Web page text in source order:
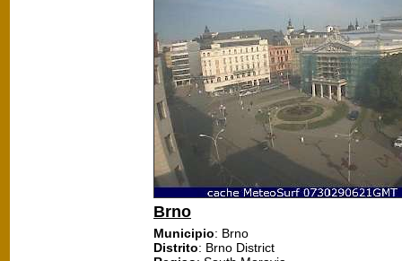
Brno
Municipio: Brno
Distrito: Brno District